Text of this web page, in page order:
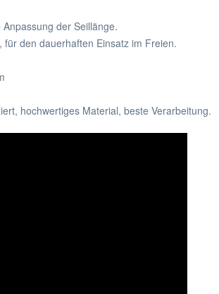
der Seillänge.
den dauerhaften Einsatz im Freien.
hochwertiges Material, beste Verarbeitung.